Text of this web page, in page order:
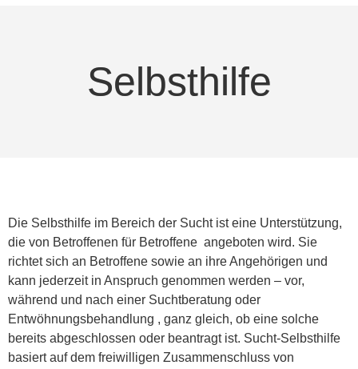
Selbsthilfe
Die Selbsthilfe im Bereich der Sucht ist eine Unterstützung,
die von Betroffenen für Betroffene angeboten wird. Sie
richtet sich an Betroffene sowie an ihre Angehörigen und
kann jederzeit in Anspruch genommen werden – vor,
während und nach einer Suchtberatung oder
Entwöhnungsbehandlung , ganz gleich, ob eine solche
bereits abgeschlossen oder beantragt ist. Sucht-Selbsthilfe
basiert auf dem freiwilligen Zusammenschluss von